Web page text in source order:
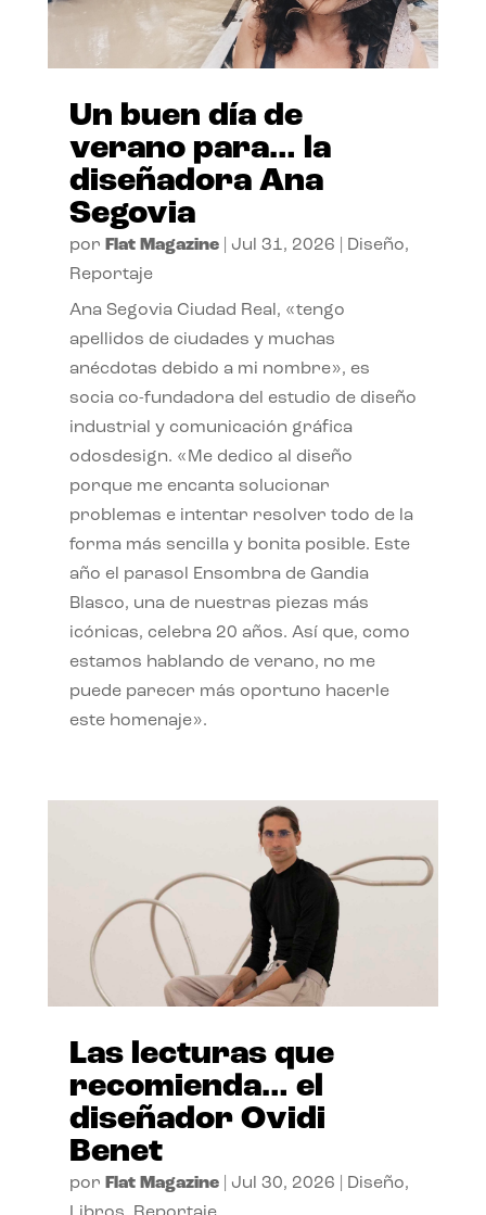
Un buen día de
verano para… la
diseñadora Ana
Segovia
por Flat Magazine| Jul 31, 2026 Diseño,
Reportaje
Ana Segovia Ciudad Real, «tengo
apellidos de ciudades y muchas
anécdotas debido a mi nombre», es
socia co-fundadora del estudio de diseño
industrial y comunicación gráfica
odosdesign. «Me dedico al diseño
porque me encanta solucionar
problemas e intentar resolver todo de la
forma más sencilla y bonita posible. Este
año el parasol Ensombra de Gandia
Blasco, una de nuestras piezas más
icónicas, celebra 20 años. Así que, como
estamos hablando de verano, no me
puede parecer más oportuno hacerle
este homenaje».
Las lecturas que
recomienda… el
diseñador Ovidi
Benet
por Flat Magazine| Jul 30, 2026 Diseño,